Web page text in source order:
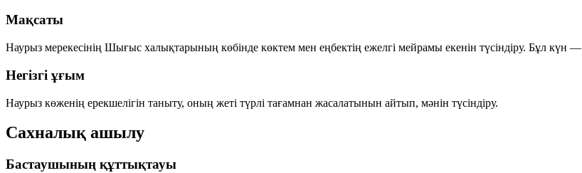
Мақсаты
Наурыз мерекесінің Шығыс халықтарының көбінде көктем мен еңбектің ежелгі мейрамы екенін түсіндіру. Бұл күн —
Негізгі ұғым
Наурыз көженің ерекшелігін таныту, оның жеті түрлі тағамнан жасалатынын айтып, мәнін түсіндіру.
Сахналық ашылу
Бастаушының құттықтауы